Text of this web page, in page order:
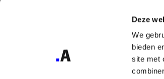
Deze
We
bieden
site met